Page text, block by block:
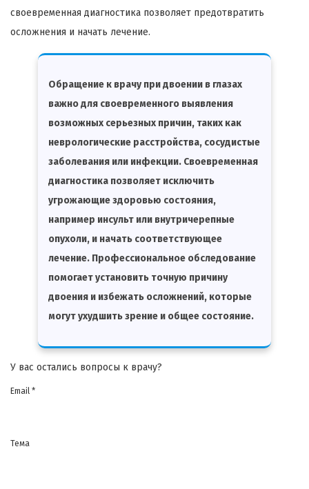
своевременная диагностика позволяет предотвратить
осложнения и начать лечение.
Обращение к врачу при двоении в глазах
важно для своевременного выявления
возможных серьезных причин, таких как
неврологические расстройства, сосудистые
заболевания или инфекции. Своевременная
диагностика позволяет исключить
угрожающие здоровью состояния,
например инсульт или внутричерепные
опухоли, и начать соответствующее
лечение. Профессиональное обследование
помогает установить точную причину
двоения и избежать осложнений, которые
могут ухудшить зрение и общее состояние.
У вас остались вопросы к врачу?
Email *
Тема